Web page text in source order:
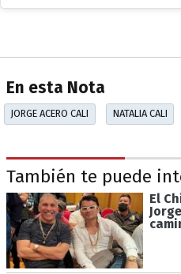
En esta Nota
JORGE ACERO CALI NATALIA CALI
También te puede
El